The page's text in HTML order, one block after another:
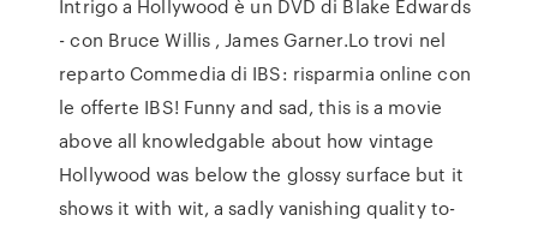
Intrigo a Hollywood è un DVD di Blake Edwards
- con Bruce Willis , James Garner.Lo trovi nel
reparto Commedia di IBS: risparmia online con
le offerte IBS! Funny and sad, this is a movie
above all knowledgable about how vintage
Hollywood was below the glossy surface but it
shows it with wit, a sadly vanishing quality to-